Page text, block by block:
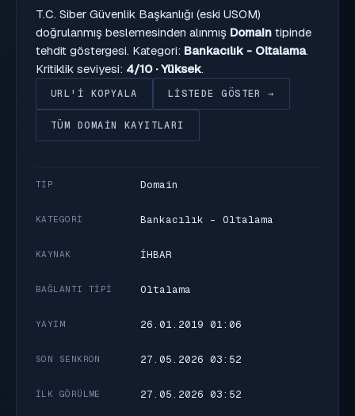
T.C. Siber Güvenlik Başkanlığı (eski USOM)
doğrulanmış beslemesinden alınmış Domain tipinde
tehdit göstergesi. Kategori: Bankacılık - Oltalama.
Kritiklik seviyesi: 4/10 · Yüksek.
URL'I KOPYALA LISTEDE GÖSTER →
TÜM DOMAIN KAYITLARI
TIP Domain
KATEGORI Bankacılık - Oltalama
KAYNAK İHBAR
BAĞLANTI TIPI Oltalama
YAYIM 26.01.2019 01:06
SON SENKRON 27.05.2026 03:52
İLK GÖRÜLME 27.05.2026 03:52